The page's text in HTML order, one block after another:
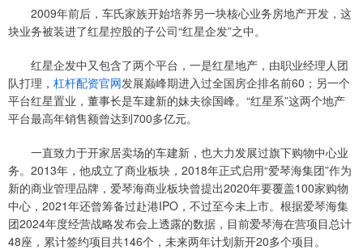
2009年前后，车氏家族开始培养另一块核心业务房地产开发，这
块业务被装进了红星控股的子公司“红星企发”之中。
红星企发中又包含了两个平台，一是红星地产，由职业经理人团
队打理， 杠杆配资官网发展巅峰期进入过全国房企排名前60；另一个
平台红星置业，董事长是车建新的妹夫徐国峰。“红星系”这两个地产
平台最高年销售额曾达到700多亿元。
一直致力于开家居卖场的车建新，也大力发展过旗下购物中心业
务。2013年，他成立了商业板块，2018年正式启用“爱琴海集团”作为
新的商业管理品牌，爱琴海商业板块曾提出2020年要覆盖100家购物
中心，2021年还曾筹备过赴港IPO，不过至今未上市。根据爱琴海集
团2024年度经营战略发布会上透露的数据，目前爱琴海在营项目总计
48座，累计签约项目共146个，未来两年计划新开20多个项目。